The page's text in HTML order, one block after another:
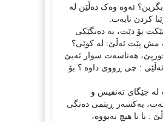
ئەوە وەک دەڵێن لە
کردن نایەت.
بۆ دێت، بە دەنگێکی
پێت ئەڵێ: لە کوێی؟
هەناسەت سوار ئەبێ
: چی ڕووی داوە ؟ بۆ
لە جێگای تەنفیس و
یەکسەر ڕیتمی دەنگی
: نا نا هیچ نەبووە،